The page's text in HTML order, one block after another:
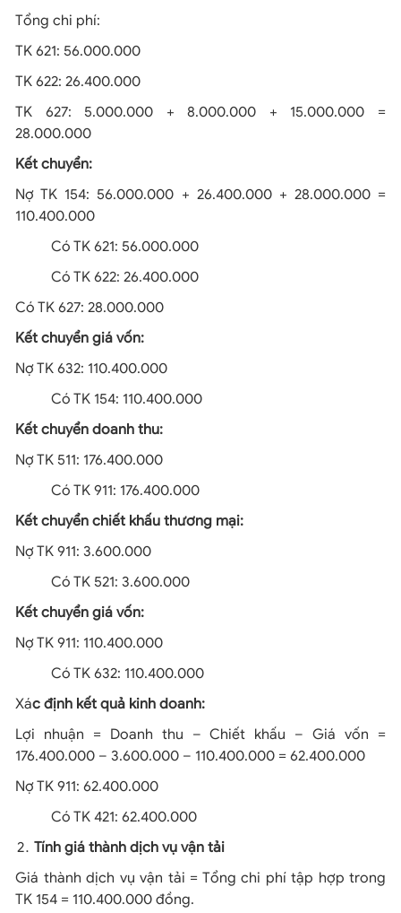
Tổng chi phí:
TK 621: 56.000.000
TK 622: 26.400.000
TK 627: 5.000.000 + 8.000.000 + 15.000.000 =
28.000.000
Kết chuyển:
Nợ TK 154: 56.000.000 + 26.400.000 + 28.000.000 =
110.400.000
Có TK 621: 56.000.000
Có TK 622: 26.400.000
Có TK 627: 28.000.000
Kết chuyển giá vốn:
Nợ TK 632: 110.400.000
Có TK 154: 110.400.000
Kết chuyển doanh thu:
Nợ TK 511: 176.400.000
Có TK 911: 176.400.000
Kết chuyển chiết khấu thương mại:
Nợ TK 911: 3.600.000
Có TK 521: 3.600.000
Kết chuyển giá vốn:
Nợ TK 911: 110.400.000
Có TK 632: 110.400.000
Xác định kết quả kinh doanh:
Lợi nhuận = Doanh thu – Chiết khấu – Giá vốn =
176.400.000 – 3.600.000 – 110.400.000 = 62.400.000
Nợ TK 911: 62.400.000
Có TK 421: 62.400.000
Tính giá thành dịch vụ vận tải
Giá thành dịch vụ vận tải = Tổng chi phí tập hợp trong
TK 154 = 110.400.000 đồng.